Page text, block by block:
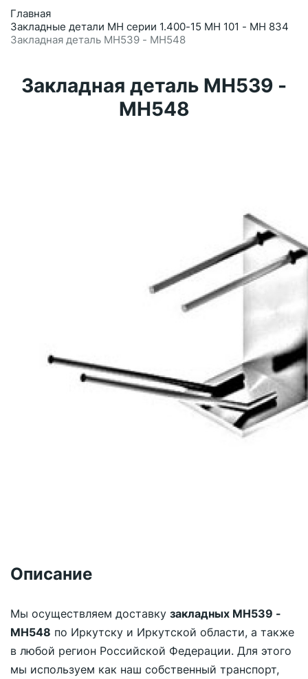
Главная
Закладные детали МН серии 1.400-15 МН 101 - МН 834
Закладная деталь МН539 - МН548
Закладная деталь МН539 -
МН548
Описание
Мы осуществляем доставку закладных МН539 -
МН548 по Иркутску и Иркутской области, а также
в любой регион Российской Федерации. Для этого
мы используем как наш собственный транспорт,